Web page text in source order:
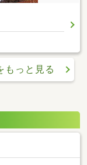
もっと見る